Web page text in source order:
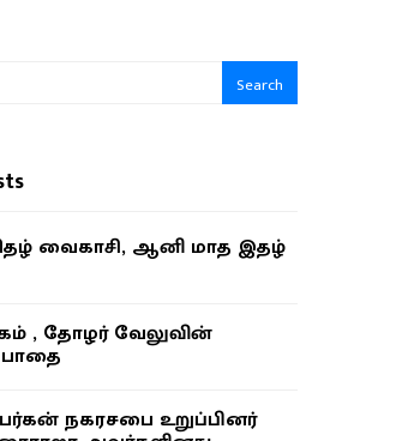
Search
வைகாசி, ஆனி மாத இதழ்
, தோழர் வேலுவின்
நகரசபை உறுப்பினர்